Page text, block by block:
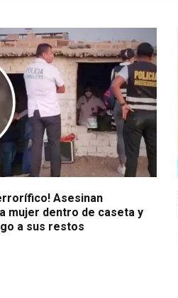
Asesinan
mujer dentro de caseta y
a sus restos